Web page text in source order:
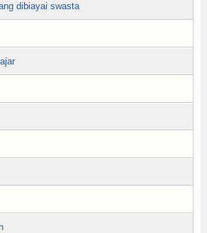
dibiayai swasta